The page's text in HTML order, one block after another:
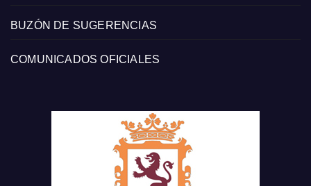
BUZÓN DE SUGERENCIAS
COMUNICADOS OFICIALES